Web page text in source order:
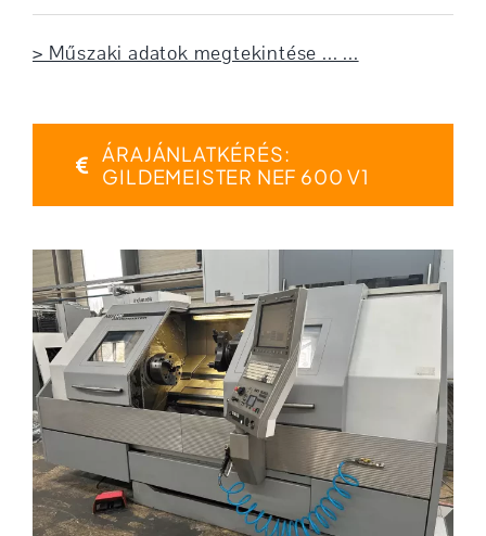
> Műszaki adatok megtekintése ... ...
ÁRAJÁNLATKÉRÉS:
GILDEMEISTER NEF 600 V1